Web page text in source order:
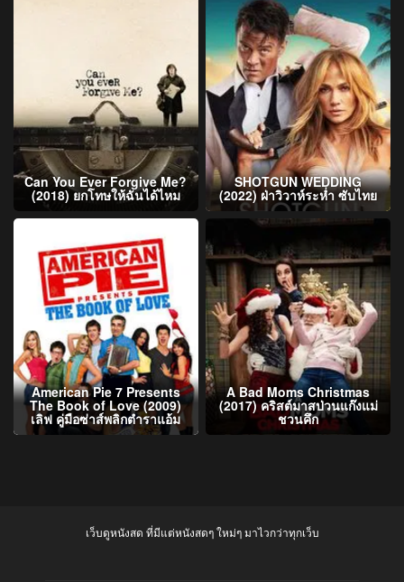
Can You Ever Forgive Me?
(2018) ยกโทษให้ฉันได้ไหม
SHOTGUN WEDDING
(2022) ฝ่าวิวาห์ระห่ำ ซับไทย
American Pie 7 Presents
The Book of Love (2009)
เลิฟ คู่มือซ่าส์พลิกตำราแอ้ม
A Bad Moms Christmas
(2017) คริสต์มาสป่วนแก๊งแม่
ชวนคึก
เว็บดูหนังสด ที่มีแต่หนังสดๆ ใหม่ๆ มาไวกว่าทุกเว็บ